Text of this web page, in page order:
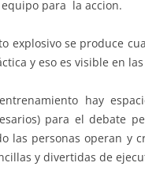
equipo para la accion.
explosivo se produce
y eso es visible en
hay
para el debate
las personas operan y
y divertidas de